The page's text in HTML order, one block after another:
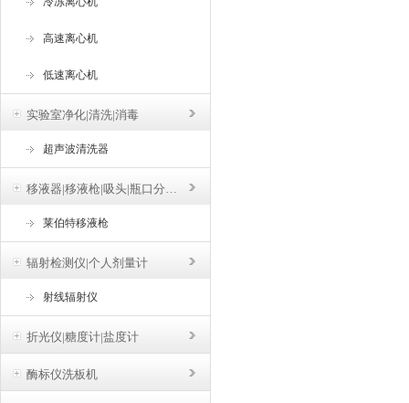
高速离心机
低速离心机
实验室净化|清洗|消毒
超声波清洗器
移液器|移液枪|吸头|瓶口分液器
莱伯特移液枪
辐射检测仪|个人剂量计
射线辐射仪
折光仪|糖度计|盐度计
酶标仪洗板机